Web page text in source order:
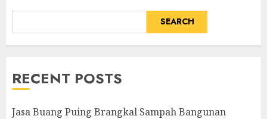
SEARCH
RECENT POSTS
Jasa Buang Puing Brangkal Sampah Bangunan